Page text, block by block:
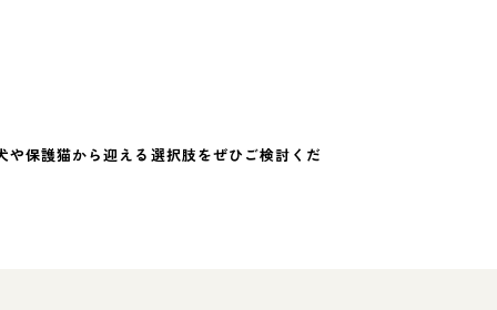
保護猫から迎える選択肢をぜひご検討くだ